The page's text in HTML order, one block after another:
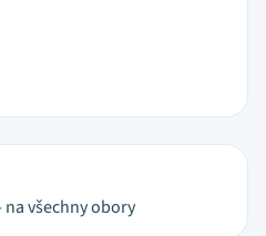
na všechny obory